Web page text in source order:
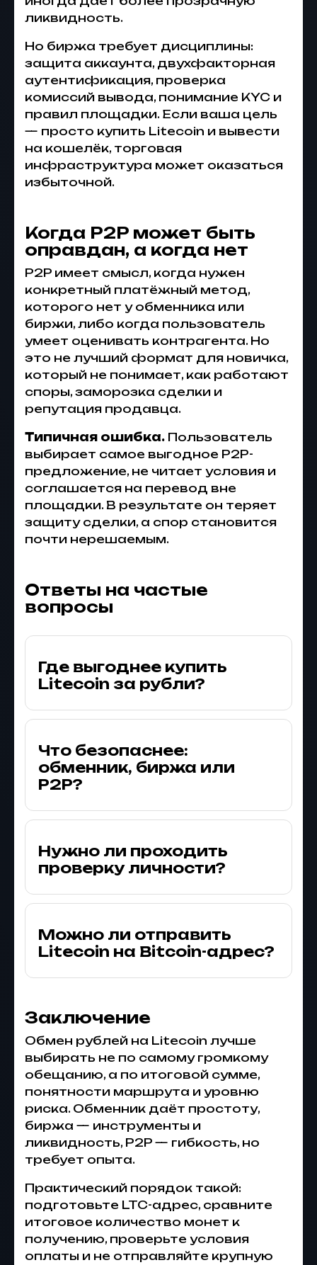
ликвидность.
Но биржа требует дисциплины:
защита аккаунта, двухфакторная
аутентификация, проверка
комиссий вывода, понимание KYC и
правил площадки. Если ваша цель
— просто купить Litecoin и вывести
на кошелёк, торговая
инфраструктура может оказаться
избыточной.
Когда P2P может быть
оправдан, а когда нет
P2P имеет смысл, когда нужен
конкретный платёжный метод,
которого нет у обменника или
биржи, либо когда пользователь
умеет оценивать контрагента. Но
это не лучший формат для новичка,
который не понимает, как работают
споры, заморозка сделки и
репутация продавца.
Типичная ошибка. Пользователь
выбирает самое выгодное P2P-
предложение, не читает условия и
соглашается на перевод вне
площадки. В результате он теряет
защиту сделки, а спор становится
почти нерешаемым.
Ответы на частые
вопросы
Где выгоднее купить
Litecoin за рубли?
Что безопаснее:
обменник, биржа или
P2P?
Нужно ли проходить
проверку личности?
Можно ли отправить
Litecoin на Bitcoin-адрес?
Заключение
Обмен рублей на Litecoin лучше
выбирать не по самому громкому
обещанию, а по итоговой сумме,
понятности маршрута и уровню
риска. Обменник даёт простоту,
биржа — инструменты и
ликвидность, P2P — гибкость, но
требует опыта.
Практический порядок такой:
подготовьте LTC-адрес, сравните
итоговое количество монет к
получению, проверьте условия
оплаты и не отправляйте крупную